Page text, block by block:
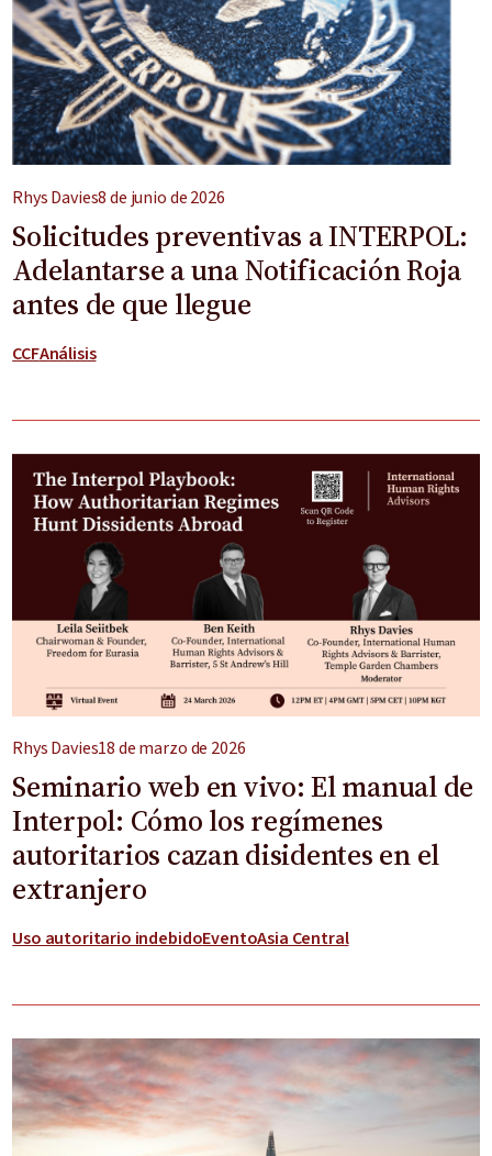
Rhys Davies8 de junio de 2026
Solicitudes preventivas a INTERPOL:
Adelantarse a una Notificación Roja
antes de que llegue
CCFAnálisis
Rhys Davies18 de marzo de 2026
Seminario web en vivo: El manual de
Interpol: Cómo los regímenes
autoritarios cazan disidentes en el
extranjero
Uso autoritario indebidoEventoAsia Central